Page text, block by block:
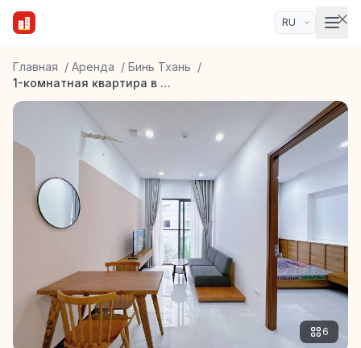
Главная / Аренда / Бинь Тхань /
1-комнатная квартира в районе Binh Thanh
6